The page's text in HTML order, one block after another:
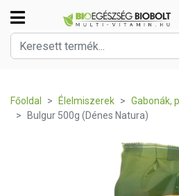
Főoldal Élelmiszerek
Gabonák,
Bulgur 500g (Dénes Natura)